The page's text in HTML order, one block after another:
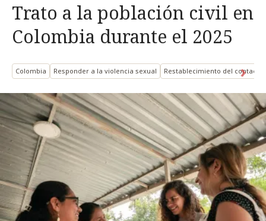
Trato a la población civil en
Colombia durante el 2025
Colombia Responder a la violencia sexual Restablecimiento del